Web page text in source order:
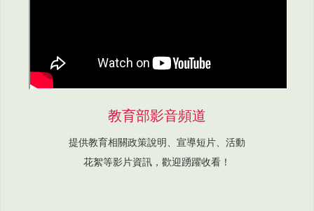
教育部影音頻道
提供教育相關政策說明、宣導短片、活動
花絮等影片資訊，歡迎踴躍收看！